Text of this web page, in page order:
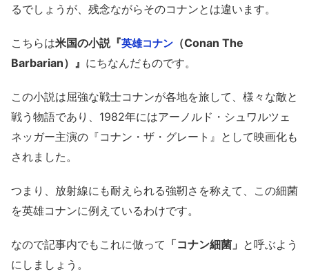
るでしょうが、残念ながらそのコナンとは違います。
こちらは米国の小説『英雄コナン （Conan The
Barbarian）』 にちなんだものです。
この小説は屈強な戦士コナンが各地を旅して、様々な敵と
戦う物語であり、1982年にはアーノルド・シュワルツェ
ネッガー主演の『コナン・ザ・グレート』として映画化も
されました。
つまり、放射線にも耐えられる強靭さを称えて、この細菌
を英雄コナンに例えているわけです。
なので記事内でもこれに倣って 「コナン細菌」 と呼ぶよう
にしましょう。